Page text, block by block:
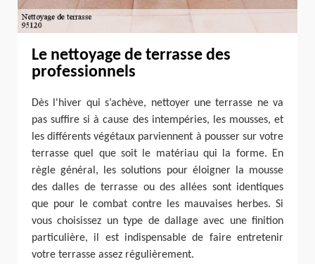
Le nettoyage de terrasse des
professionnels
Dès l'hiver qui s’achève, nettoyer une terrasse ne va
pas suffire si à cause des intempéries, les mousses, et
les différents végétaux parviennent à pousser sur votre
terrasse quel que soit le matériau qui la forme. En
règle général, les solutions pour éloigner la mousse
des dalles de terrasse ou des allées sont identiques
que pour le combat contre les mauvaises herbes. Si
vous choisissez un type de dallage avec une finition
particulière, il est indispensable de faire entretenir
votre terrasse assez régulièrement.